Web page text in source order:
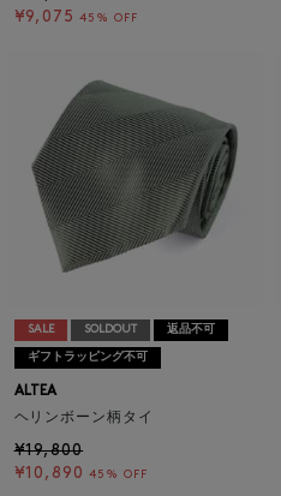
¥9,075 45% OFF
SALE SOLDOUT 返品不可
ギフトラッピング不可
ALTEA
ヘリンボーン柄タイ
¥19,800
¥10,890 45% OFF